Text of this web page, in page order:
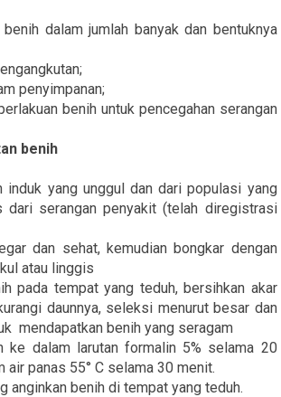
dalam jumlah banyak dan bentuknya
penyimpanan;
benih untuk pencegahan serangan
benih
yang unggul dan dari populasi yang
dari serangan penyakit (telah diregistrasi
dan sehat, kemudian bongkar dengan
atau linggis
pada tempat yang teduh, bersihkan akar
daunnya, seleksi menurut besar dan
mendapatkan benih yang seragam
dalam larutan formalin 5% selama 20
air panas 55° C selama 30 menit.
anginkan benih di tempat yang teduh.